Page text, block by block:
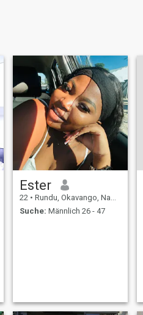
Ester
22 • Rundu, Okavango, Namibia
Suche: Männlich 26 - 47